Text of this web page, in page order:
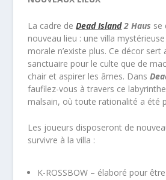
La cadre deDead Island2 Haus se
nouveau lieu : une villa
morale n’existe plus. Ce décor sert
sanctuaire pour le culte que de
chair et aspirer les âmes. Dans
faufilez-vous à travers ce
malsain, où toute rationalité a été
Les joueurs disposeront de
survivre à la villa :
K-ROSSBOW – élaboré pour